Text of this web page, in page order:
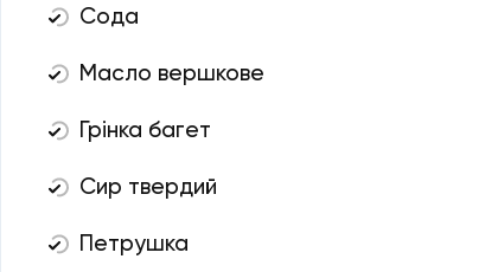
Сода
Масло вершкове
Грінка багет
Сир твердий
Петрушка